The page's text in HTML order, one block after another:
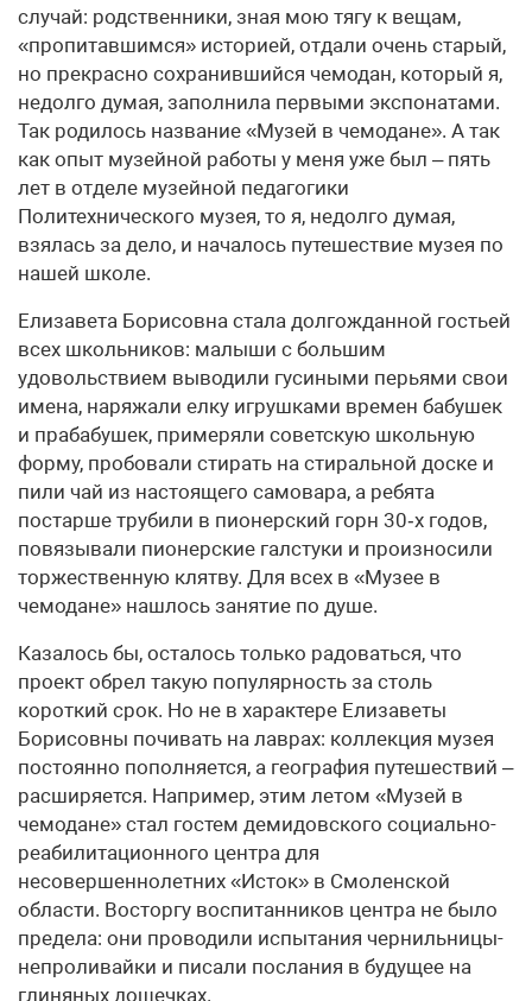
случай: родственники, зная мою тягу к вещам,
«пропитавшимся» историей, отдали очень старый,
но прекрасно сохранившийся чемодан, который я,
недолго думая, заполнила первыми экспонатами.
Так родилось название «Музей в чемодане». А так
как опыт музейной работы у меня уже был – пять
лет в отделе музейной педагогики
Политехнического музея, то я, недолго думая,
взялась за дело, и началось путешествие музея по
нашей школе.
Елизавета Борисовна стала долгожданной гостьей
всех школьников: малыши с большим
удовольствием выводили гусиными перьями свои
имена, наряжали елку игрушками времен бабушек
и прабабушек, примеряли советскую школьную
форму, пробовали стирать на стиральной доске и
пили чай из настоящего самовара, а ребята
постарше трубили в пионерский горн 30‑х годов,
повязывали пионерские галстуки и произносили
торжественную клятву. Для всех в «Музее в
чемодане» нашлось занятие по душе.
Казалось бы, осталось только радоваться, что
проект обрел такую популярность за столь
короткий срок. Но не в характере Елизаветы
Борисовны почивать на лаврах: коллекция музея
постоянно пополняется, а география путешествий –
расширяется. Например, этим летом «Музей в
чемодане» стал гостем демидовского социально-
реабилитационного центра для
несовершеннолетних «Исток» в Смоленской
области. Восторгу воспитанников центра не было
предела: они проводили испытания чернильницы-
непроливайки и писали послания в будущее на
глиняных дощечках.